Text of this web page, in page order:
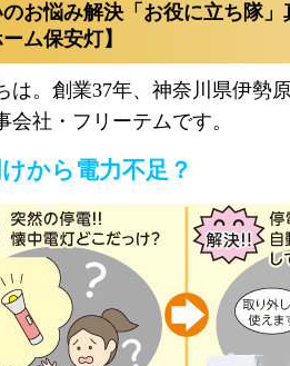
お悩み解決「お役に立ち隊
ム保安灯】
は。創業37年、神奈川県伊勢
会社・フリーテムです。
から電力不足？